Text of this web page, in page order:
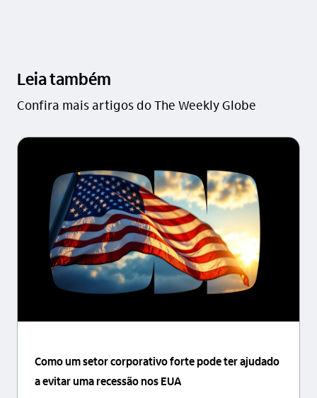
Leia também
Confira mais artigos do The Weekly Globe
Como um setor corporativo forte pode ter ajudado
a evitar uma recessão nos EUA